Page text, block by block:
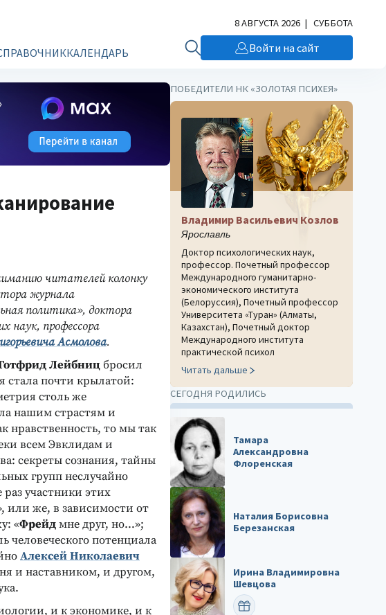
КАЛЕНДАРЬ
8 АВГУСТА 2026 | СУББОТА
Войти на сайт
читателей колонку
журнала
политика», доктора
наук, профессора
Асмолова.
Лейбниц бросил
стала почти крылатой:
столь же
нашим страстям и
нравственность, то мы так
всем Эвклидам и
секреты сознания, тайны
групп неслучайно
участники этих
или же, в зависимости от
«Фрейдмне друг, но…»;
человеческого потенциала
Алексей Николаевич
и наставником, и другом,
и к экономике, и к
ПОБЕДИТЕЛИ НК «ЗОЛОТАЯ ПСИХЕЯ»
Владимир Васильевич Козлов
Ярославль
Доктор психологических наук,
профессор. Почетный профессор
Международного гуманитарно-
экономического института
(Белоруссия), Почетный профессор
Университета «Туран» (Алматы,
Казахстан), Почетный доктор
Международного института
практической психол
Читать дальше
СЕГОДНЯ РОДИЛИСЬ
Тамара
Александровна
Флоренская
Наталия Борисовна
Березанская
Ирина Владимировна
Шевцова
ПОЗДРАВИТЬ